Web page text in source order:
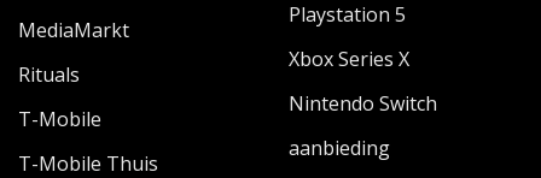
MediaMarkt
Rituals
T-Mobile
T-Mobile Thuis
Playstation 5
Xbox Series X
Nintendo Switch
aanbieding